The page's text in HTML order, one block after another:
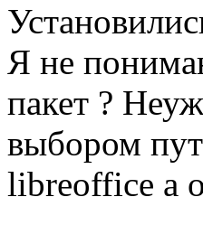
Я не
пакет ?
выбором
libreoffice а